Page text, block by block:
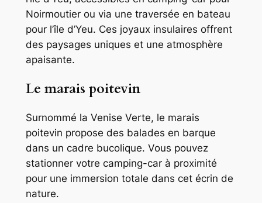
Noirmoutier ou via une traversée en bateau
pour l’île d’Yeu. Ces joyaux insulaires offrent
des paysages uniques et une atmosphère
apaisante.
Le marais poitevin
Surnommé la Venise Verte, le marais
poitevin propose des balades en barque
dans un cadre bucolique. Vous pouvez
stationner votre camping-car à proximité
pour une immersion totale dans cet écrin de
nature.